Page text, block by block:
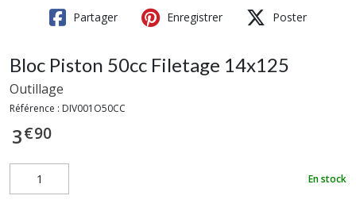
Partager Enregistrer Poster
Bloc Piston 50cc Filetage 14x125
Outillage
Référence : DIV001O50CC
3€90
En stock